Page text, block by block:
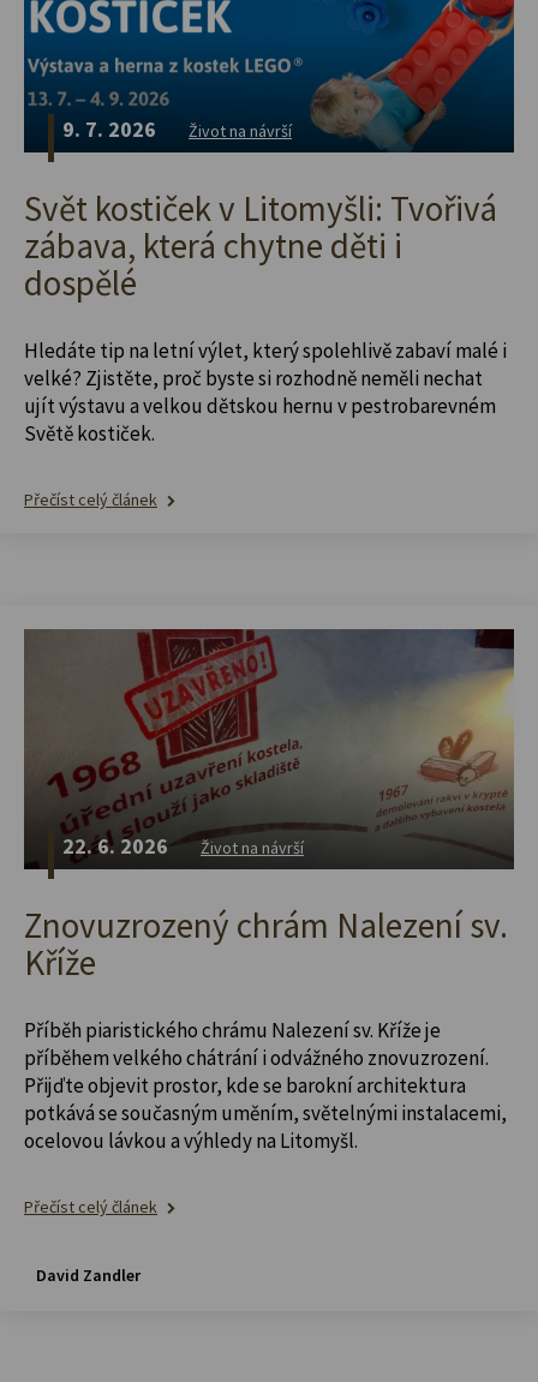
9. 7. 2026 Život na návrší
Svět kostiček v Litomyšli: Tvořivá
zábava, která chytne děti i
dospělé
Hledáte tip na letní výlet, který spolehlivě zabaví malé i
velké? Zjistěte, proč byste si rozhodně neměli nechat
ujít výstavu a velkou dětskou hernu v pestrobarevném
Světě kostiček.
Přečíst celý článek
22. 6. 2026 Život na návrší
Znovuzrozený chrám Nalezení sv.
Kříže
Příběh piaristického chrámu Nalezení sv. Kříže je
příběhem velkého chátrání i odvážného znovuzrození.
Přijďte objevit prostor, kde se barokní architektura
potkává se současným uměním, světelnými instalacemi,
ocelovou lávkou a výhledy na Litomyšl.
Přečíst celý článek
David Zandler